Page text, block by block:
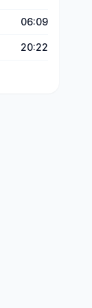
06:09
20:22